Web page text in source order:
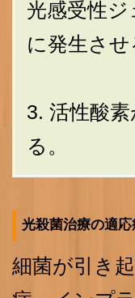
光感受性
に発生させ
3. 活性酸
る。
光殺菌治療の適応
細菌が引き